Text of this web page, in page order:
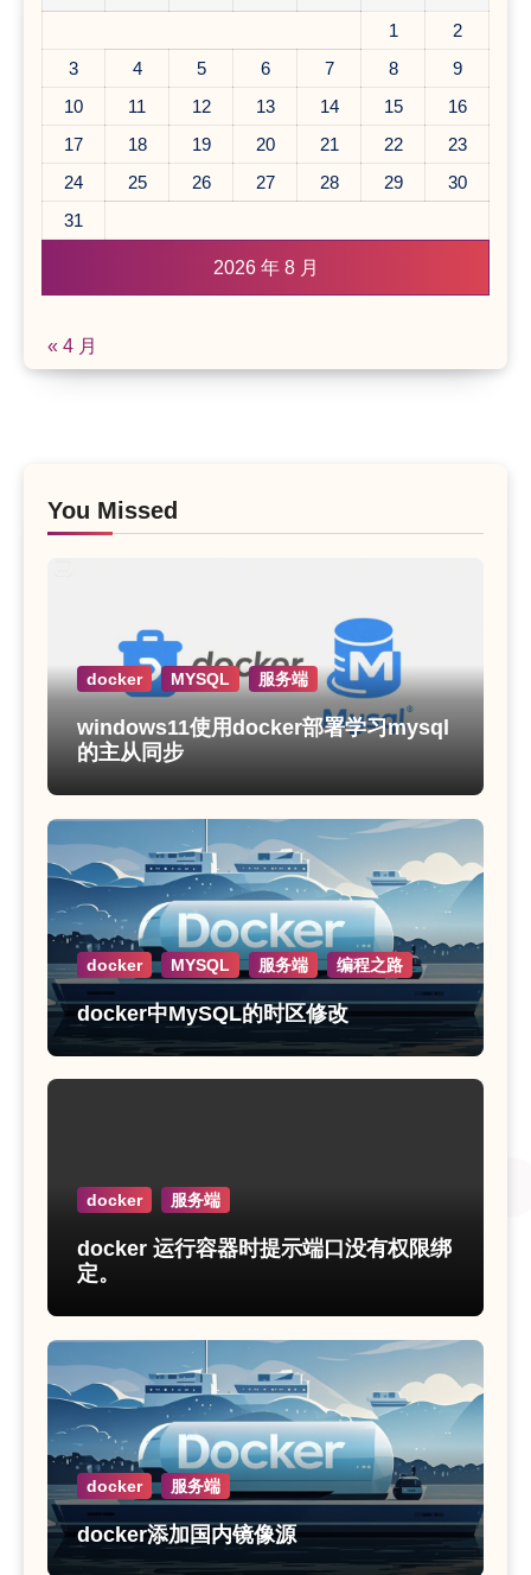
2026 年 8 月
1
2
3
4 5 6 7 8
9
10
11 12 13 14 15
16
17
18 19 20 21 22
23
24
25 26 27 28 29
30
31
« 4 月
You Missed
docker MYSQL 服务端
windows11使用docker部署学习mysql
的主从同步
docker MYSQL 服务端 编程之路
docker中MySQL的时区修改
docker 服务端
docker 运行容器时提示端口没有权限绑
定。
docker 服务端
docker添加国内镜像源